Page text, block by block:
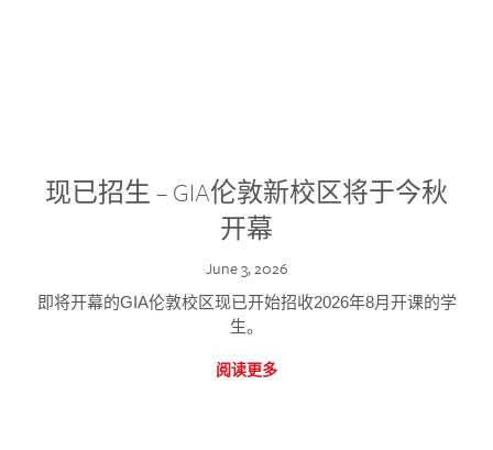
现已招生 – GIA伦敦新校区将于今秋
开幕
June 3, 2026
即将开幕的GIA伦敦校区现已开始招收2026年8月开课的学
生。
阅读更多